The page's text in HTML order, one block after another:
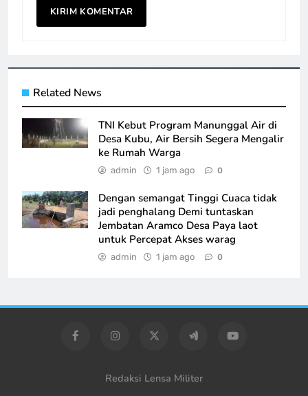
Related News
TNI Kebut Program Manunggal Air di
Desa Kubu, Air Bersih Segera Mengalir
ke Rumah Warga
admin 1 jam ago 0
Dengan semangat Tinggi Cuaca tidak
jadi penghalang Demi tuntaskan
Jembatan Aramco Desa Paya laot
untuk Percepat Akses warag
admin 1 jam ago 0
Redaksi Lensa Militer